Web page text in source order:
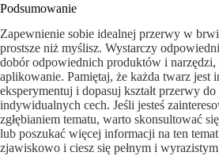
Podsumowanie
Zapewnienie sobie idealnej przerwy w
prostsze niż myślisz. Wystarczy
dobór odpowiednich produktów i narzędzi,
aplikowanie. Pamiętaj, że każda twarz jest
eksperymentuj i dopasuj kształt przerwy
indywidualnych cech. Jeśli jesteś
zgłębianiem tematu, warto skonsultować
lub poszukać więcej informacji na ten
zjawiskowo i ciesz się pełnym i